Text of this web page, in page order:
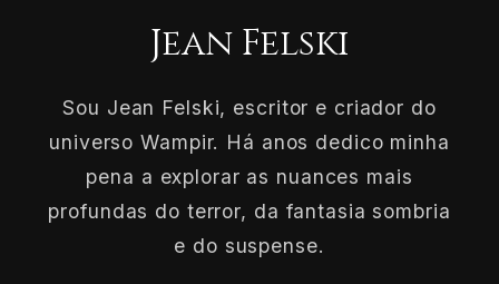
Jean Felski
Sou Jean Felski, escritor e criador do
universo Wampir. Há anos dedico minha
pena a explorar as nuances mais
profundas do terror, da fantasia sombria
e do suspense.